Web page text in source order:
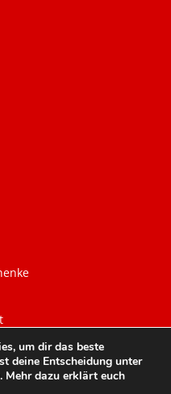
um dir das beste
deine Entscheidung unter
Mehr dazu erklärt euch